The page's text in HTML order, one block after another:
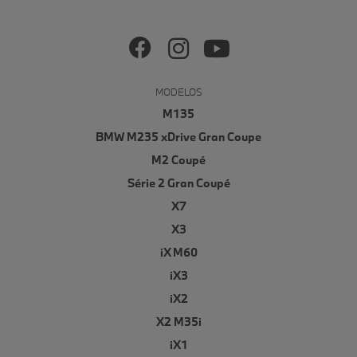
MODELOS
M135
BMW M235 xDrive Gran Coupe
M2 Coupé
Série 2 Gran Coupé
X7
X3
iX M60
iX3
iX2
X2 M35i
iX1